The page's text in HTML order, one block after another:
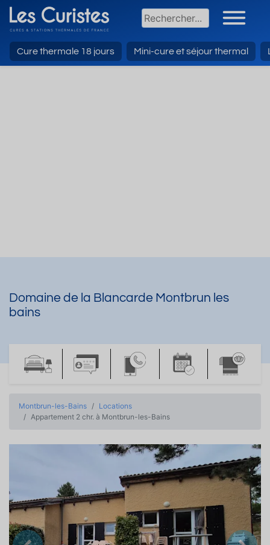
Cure thermale 18 jours Mini-cure et séjour thermal
Domaine de la Blancarde Montbrun les
bains
Montbrun-les-Bains
Locations
Appartement 2 chr. à Montbrun-les-Bains